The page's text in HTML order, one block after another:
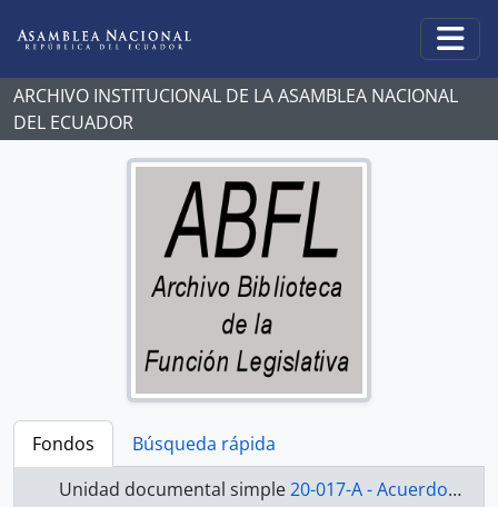
ARCHIVO INSTITUCIONAL DE LA ASAMBLEA NACIONAL
DEL ECUADOR
Fondos
Búsqueda rápida
Unidad documental simple20-017-A - Acuerdo-1998-2000